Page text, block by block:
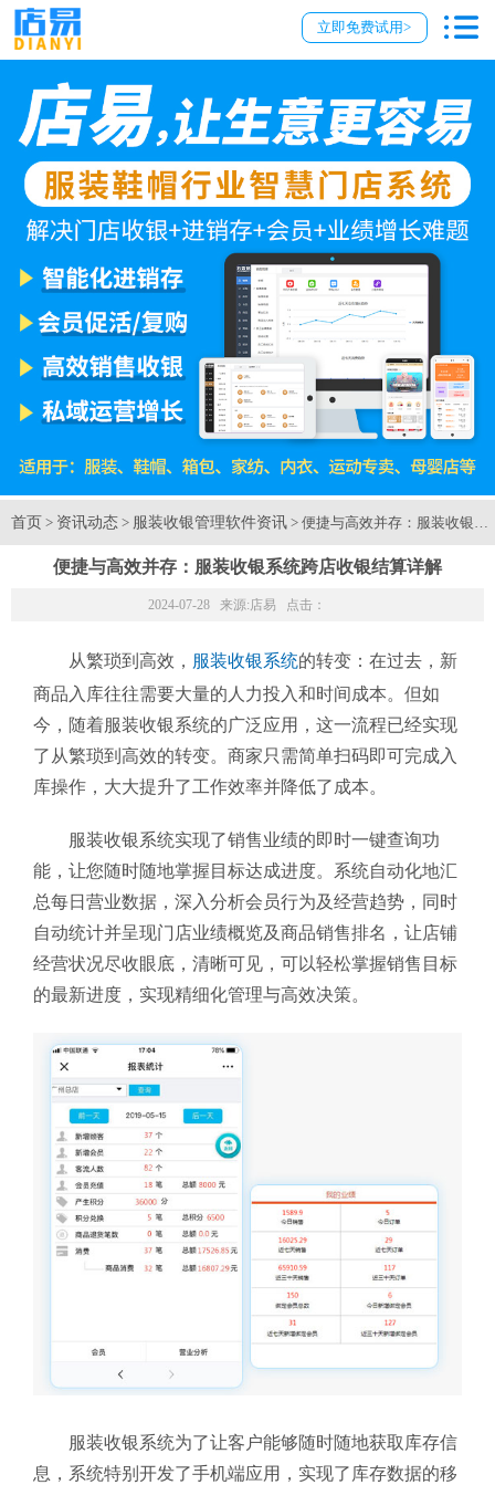
立即免费试用>
首页 > 资讯动态 > 服装收银管理软件资讯 > 便捷与高效并存：服装收银系
便捷与高效并存：服装收银系统跨店收银结算详解
2024-07-28 来源:店易 点击：
从繁琐到高效， 服装收银系统的转变：在过去，新
商品入库往往需要大量的人力投入和时间成本。但如
今，随着服装收银系统的广泛应用，这一流程已经实现
了从繁琐到高效的转变。商家只需简单扫码即可完成入
库操作，大大提升了工作效率并降低了成本。
服装收银系统实现了销售业绩的即时一键查询功
能，让您随时随地掌握目标达成进度。系统自动化地汇
总每日营业数据，深入分析会员行为及经营趋势，同时
自动统计并呈现门店业绩概览及商品销售排名，让店铺
经营状况尽收眼底，清晰可见，可以轻松掌握销售目标
的最新进度，实现精细化管理与高效决策。
服装收银系统为了让客户能够随时随地获取库存信
息，系统特别开发了手机端应用，实现了库存数据的移